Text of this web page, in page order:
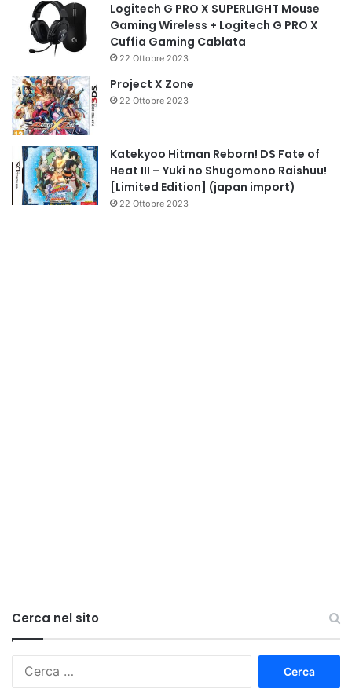
Logitech G PRO X SUPERLIGHT Mouse
Gaming Wireless + Logitech G PRO X
Cuffia Gaming Cablata
22 Ottobre 2023
Project X Zone
22 Ottobre 2023
Katekyoo Hitman Reborn! DS Fate of
Heat III – Yuki no Shugomono Raishuu!
[Limited Edition] (japan import)
22 Ottobre 2023
Cerca nel sito